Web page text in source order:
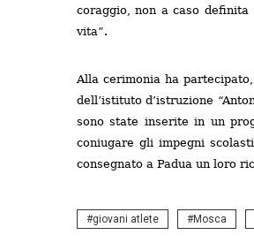
coraggio, non a caso
vita”.
Alla cerimonia ha
dell’istituto d’istruzione
sono state inserite in un
coniugare gli impegni
consegnato a Padua un loro
giovani atlete Mosca